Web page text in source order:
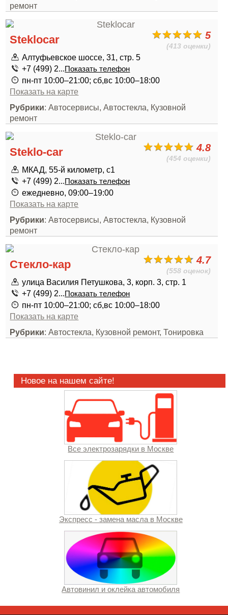
ремонт
5
(413 оценки)
Steklocar
Алтуфьевское шоссе, 31, стр. 5
+7 (499) 2...Показать телефон
пн-пт 10:00–21:00; сб,вс 10:00–18:00
Показать на карте
Рубрики: Автосервисы, Автостекла, Кузовной
ремонт
4.8
(454 оценки)
Steklo-car
МКАД, 55-й километр, с1
+7 (499) 2...Показать телефон
ежедневно, 09:00–19:00
Показать на карте
Рубрики: Автосервисы, Автостекла, Кузовной
ремонт
4.7
(558 оценок)
Стекло-кар
улица Василия Петушкова, 3, корп. 3, стр. 1
+7 (499) 2...Показать телефон
пн-пт 10:00–21:00; сб,вс 10:00–18:00
Показать на карте
Рубрики: Автостекла, Кузовной ремонт, Тонировка
Новое на нашем сайте!
Все электрозарядки в Москве
Экспресс - замена масла в Москве
Автовинил и оклейка автомобиля